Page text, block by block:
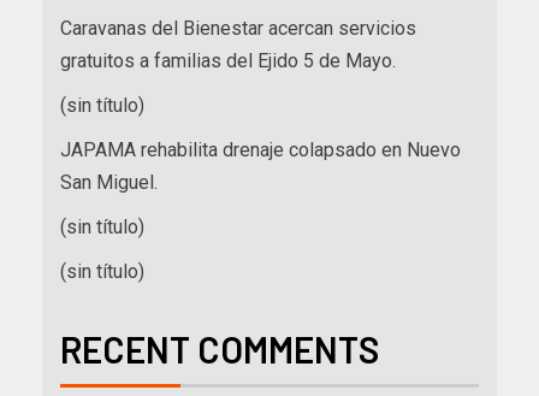
Caravanas del Bienestar acercan servicios
gratuitos a familias del Ejido 5 de Mayo.
(sin título)
JAPAMA rehabilita drenaje colapsado en Nuevo
San Miguel.
(sin título)
(sin título)
RECENT COMMENTS